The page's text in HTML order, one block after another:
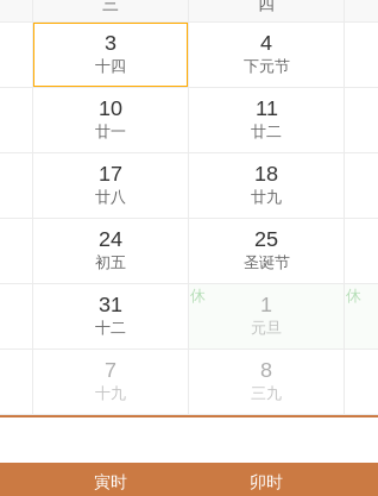
寅时
卯时